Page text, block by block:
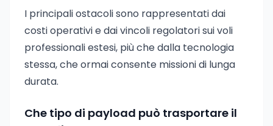
I principali ostacoli sono rappresentati dai
costi operativi e dai vincoli regolatori sui voli
professionali estesi, più che dalla tecnologia
stessa, che ormai consente missioni di lunga
durata.
Che tipo di payload può trasportare il